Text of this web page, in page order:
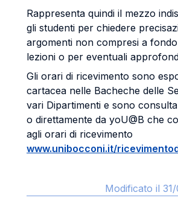
Rappresenta quindi il mezzo
gli studenti per chiedere
argomenti non compresi a
lezioni o per eventuali
Gli orari di ricevimento sono
cartacea nelle Bacheche delle
vari Dipartimenti e sono
o direttamente da yoU@B che
agli orari di ricevimento
www.unibocconi.it/
Modificato il